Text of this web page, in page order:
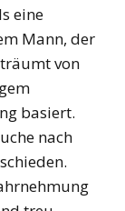
eine
Mann, der
von
basiert.
nach